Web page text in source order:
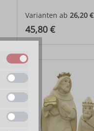
Varianten ab 26,20 €
Regulärer Preis:
45,80 €